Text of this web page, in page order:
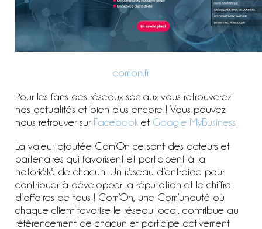
comon.fr
Pour les fans des réseaux sociaux vous retrouverez
nos actualités et bien plus encore ! Vous pouvez
nous retrouver sur Facebook et Google MyBusiness
La valeur ajoutée Com’On ce sont des acteurs et
partenaires qui favorisent et participent à la
notoriété de chacun. Un réseau d’entraide pour
contribuer à développer la réputation et le chiffre
d’affaires de tous ! Com’On, une Com’unauté où
chaque client favorise le réseau local, contribue au
référencement de chacun et participe activement